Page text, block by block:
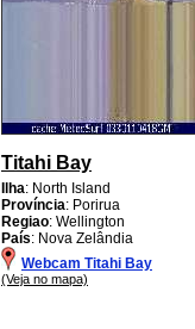
Titahi Bay
Ilha: North Island
Província: Porirua
Regiao: Wellington
País: Nova Zelândia
Webcam Titahi Bay
(Veja no mapa)